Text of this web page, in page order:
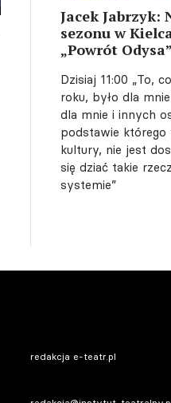
Jacek Jabrzyk:
sezonu w
„Powrót Odysa”
Dzisiaj 11:00 „To,
roku, było dla
dla mnie i innych
podstawie
kultury, nie jest
się dziać takie
systemie”
redakcja e-teatr.pl